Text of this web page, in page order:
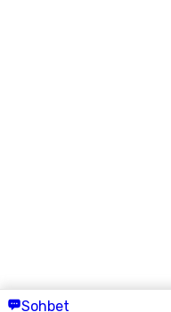
Sohbet